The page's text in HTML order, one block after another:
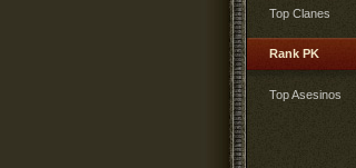
Top Clanes
Rank PK
Top Asesinos